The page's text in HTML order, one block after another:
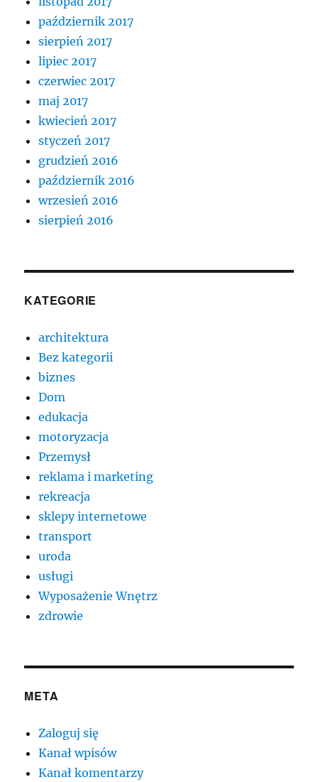
październik 2017
sierpień 2017
lipiec 2017
czerwiec 2017
maj 2017
kwiecień 2017
styczeń 2017
grudzień 2016
październik 2016
wrzesień 2016
sierpień 2016
KATEGORIE
architektura
Bez kategorii
biznes
Dom
edukacja
motoryzacja
Przemysł
reklama i marketing
rekreacja
sklepy internetowe
transport
uroda
usługi
Wyposażenie Wnętrz
zdrowie
META
Zaloguj się
Kanał wpisów
Kanał komentarzy